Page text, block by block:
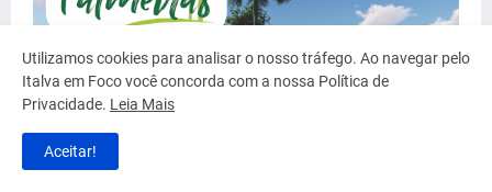
Utilizamos cookies para analisar o nosso tráfego. Ao navegar pelo
Italva em Foco você concorda com a nossa Política de
Privacidade. Leia Mais
Aceitar!